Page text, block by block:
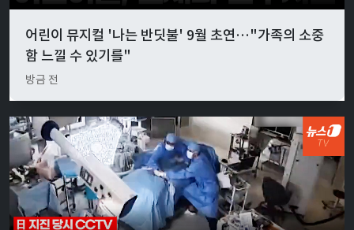
어린이 뮤지컬 '나는 반딧불' 9월 초연…"가족의 소중
함 느낄 수 있기를"
방금 전